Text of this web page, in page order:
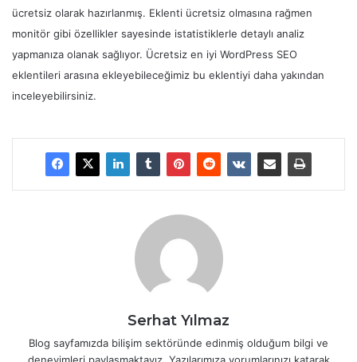
ücretsiz olarak hazırlanmış. Eklenti ücretsiz olmasına rağmen
monitör gibi özellikler sayesinde istatistiklerle detaylı analiz
yapmanıza olanak sağlıyor. Ücretsiz en iyi WordPress SEO
eklentileri arasına ekleyebileceğimiz bu eklentiyi daha yakından
inceleyebilirsiniz.
Serhat Yılmaz
Blog sayfamızda bilişim sektöründe edinmiş olduğum bilgi ve